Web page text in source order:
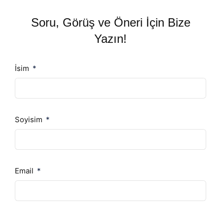
Soru, Görüş ve Öneri İçin Bize
Yazın!
İsim
Soyisim
Email